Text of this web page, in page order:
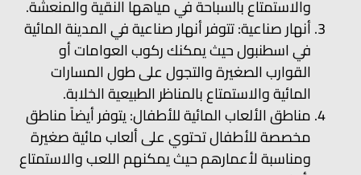
والاستمتاع بالسباحة في مياهها النقية والمنعشة.
أنهار صناعية: تتوفر أنهار صناعية في المدينة المائية
في اسطنبول حيث يمكنك ركوب العوامات أو
القوارب الصغيرة والتجول على طول المسارات
المائية والاستمتاع بالمناظر الطبيعية الخلابة.
مناطق الألعاب المائية للأطفال: يتوفر أيضاً مناطق
مخصصة للأطفال تحتوي على ألعاب مائية صغيرة
ومناسبة لأعمارهم حيث يمكنهم اللعب والاستمتاع